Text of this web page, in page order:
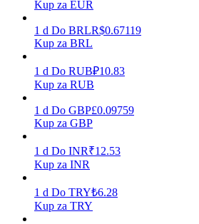
Mocna Świnka
Codziennie zdobywaj
Kup za EUR
1 d Do BRLR$0.67119
Kup za BRL
1 d Do RUB₽10.83
Kup za RUB
1 d Do GBP£0.09759
Kup za GBP
1 d Do INR₹12.53
Kup za INR
1 d Do TRY₺6.28
Kup za TRY